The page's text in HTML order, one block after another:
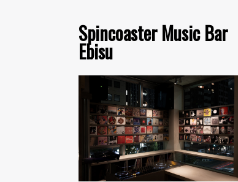
Spincoaster Music Bar
Ebisu